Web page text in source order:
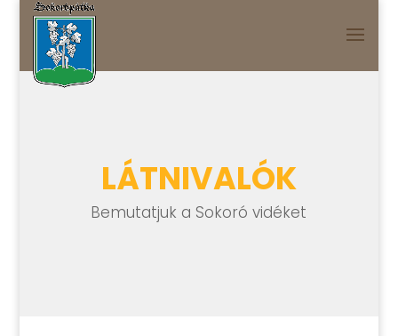
LÁTNIVALÓK
Bemutatjuk a Sokoró vidéket